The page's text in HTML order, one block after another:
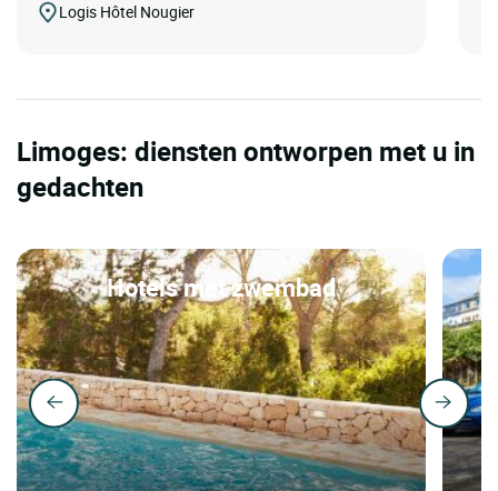
Logis Hôtel Nougier
Limoges: diensten ontworpen met u in
gedachten
Hotels met zwembad